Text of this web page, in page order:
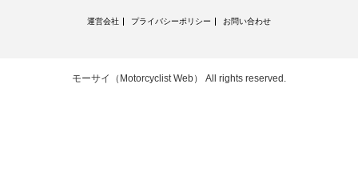
運営会社 プライバシーポリシー お問い合わせ
モーサイ（Motorcyclist Web） All rights reserved.